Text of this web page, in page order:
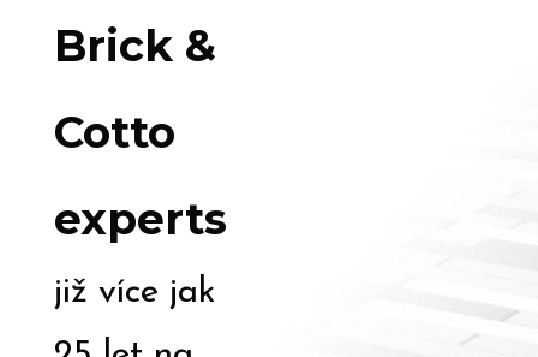
Brick &
Cotto
experts
již více jak